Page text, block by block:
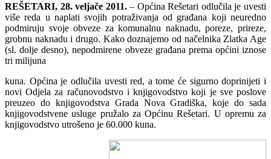
REŠETARI, 28. veljače 2011.– Općina Rešetari odlučila je uvesti
više reda u naplati svojih potraživanja od građana koji neuredno
podmiruju svoje obveze za komunalnu naknadu, poreze, prireze,
grobnu naknadu i drugo. Kako doznajemo od načelnika Zlatka Age
(sl. dolje desno), nepodmirene obveze građana prema općini iznose
tri milijuna
kuna. Općina je odlučila uvesti red, a tome će sigurno doprinijeti i
novi Odjela za računovodstvo i knjigovodstvo koji je sve poslove
preuzeo do knjigovodstva Grada Nova Gradiška, koje do sada
knjigovodstvene usluge pružalo za Općinu Rešetari. U opremu za
knjigovodstvo utrošeno je 60.000 kuna.